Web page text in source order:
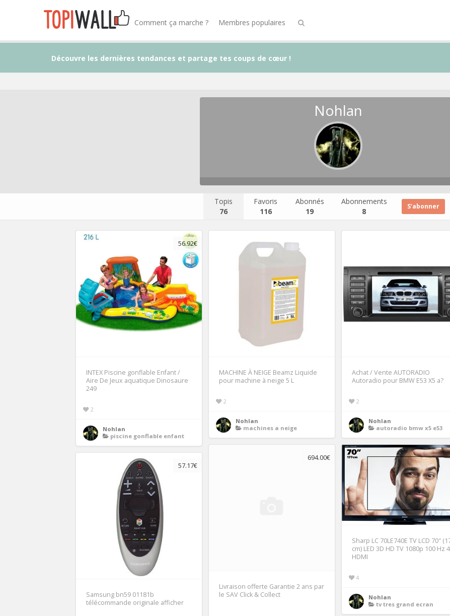
Comment ça marche ? Membres populaires
Découvre les dernières tendances et partage tes coups de cœur !
Nohlan
Topis
76
Favoris
116
Abonnés
19
Abonnements
8
S’abonner
56.92€
INTEX Piscine gonflable Enfant /
Aire De Jeux aquatique Dinosaure
249
2
Nohlan
piscine gonflable enfant
MACHINE À NEIGE Beamz Liquide
pour machine à neige 5 L
2
Nohlan
machines a neige
Achat / Vente AUTORADIO
Autoradio pour BMW E53 X5 a?
2
Nohlan
autoradio bmw x5 e53
694.00€
Livraison offerte Garantie 2 ans par
le SAV Click & Collect
Sharp LC 70LE740E TV LCD 70″
cm) LED 3D HD TV 1080p 100 Hz 4
HDMI
4
Nohlan
tv tres grand ecran
57.17€
Samsung bn59 01181b
télécommande originale afficher